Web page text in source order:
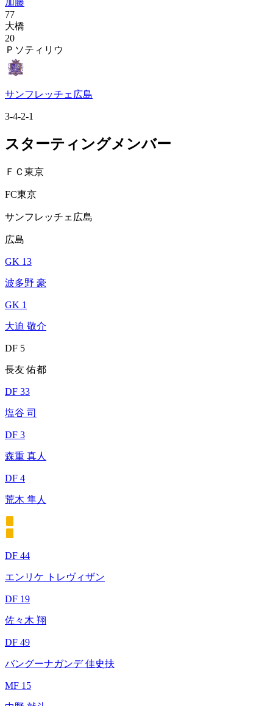
加藤
77
大橋
20
Ｐソティリウ
サンフレッチェ広島
3-4-2-1
スターティングメンバー
ＦＣ東京
FC東京
サンフレッチェ広島
広島
GK 13
波多野 豪
GK 1
大迫 敬介
DF 5
長友 佑都
DF 33
塩谷 司
DF 3
森重 真人
DF 4
荒木 隼人
DF 44
エンリケ トレヴィザン
DF 19
佐々木 翔
DF 49
バングーナガンデ 佳史扶
MF 15